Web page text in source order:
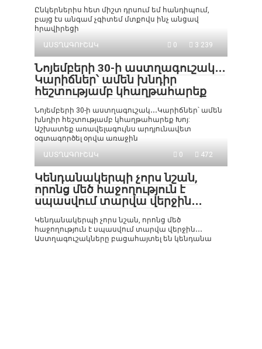
Ընկերներիս հետ միշտ դրսում եմ հանդիպում,
բայց էս անգամ չգիտեմ մտքովս ինչ անցավ
հրավիրեցի
ԱՍՏՂԱԳՈՒՇԱԿ
0 3 239
Նոյեմբերի 30-ի աստղագուշակ․․․
Կարիճներ՝ ամեն խնդիր
հեշտությամբ կհաղթահարեք
Նոյեմբերի 30-ի աստղագուշակ․․․Կարիճներ՝ ամեն
խնդիր հեշտությամբ կհաղթահարեք Խոյ:
Աշխատեք առավելագույնս արդյունավետ
օգտագործել օրվա առաջին
ԱՍՏՂԱԳՈՒՇԱԿ
0 472
Կենդանակերպի չորս նշան,
որոնց մեծ հաջողություն է
սպասվում տարվա վերջին․․․
Կենդանակերպի չորս նշան, որոնց մեծ
հաջողություն է սպասվում տարվա վերջին․․․
Աստղագուշակները բացահայտել են կենդանա